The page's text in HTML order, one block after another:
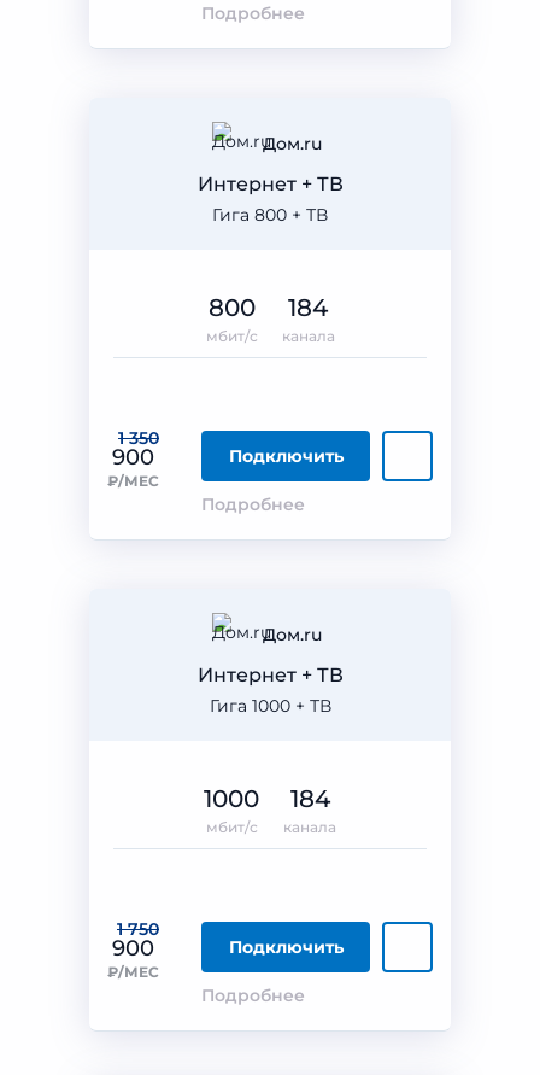
Подробнее
Дом.ru
Гига 800 + ТВ
Интернет + ТВ
1 350
900
₽/МЕС
Подключить
Подробнее
800
мбит/с
184
канала
Дом.ru
Гига 1000 + ТВ
Интернет + ТВ
1 750
900
₽/МЕС
Подключить
Подробнее
1000
мбит/с
184
канала